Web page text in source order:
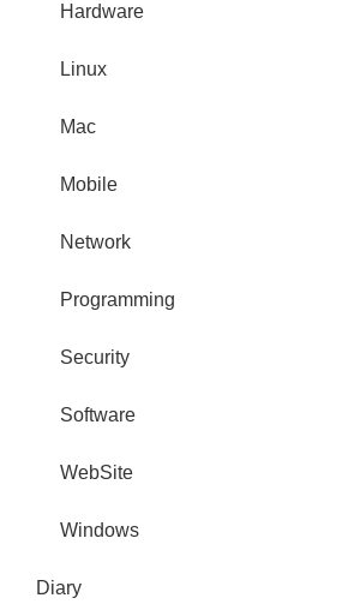
Hardware
Linux
Mac
Mobile
Network
Programming
Security
Software
WebSite
Windows
Diary